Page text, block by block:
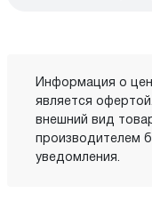
Информация о
является
внешний вид
производителем
уведомления.